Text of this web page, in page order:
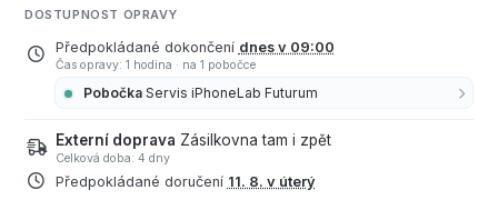
DOSTUPNOST OPRAVY
Předpokládané dokončení dnes v 09:00
Čas opravy: 1 hodina · na 1 pobočce
Pobočka Servis iPhoneLab Futurum
Externí doprava Zásilkovna tam i zpět
Celková doba: 4 dny
Předpokládané doručení 11. 8. v úterý